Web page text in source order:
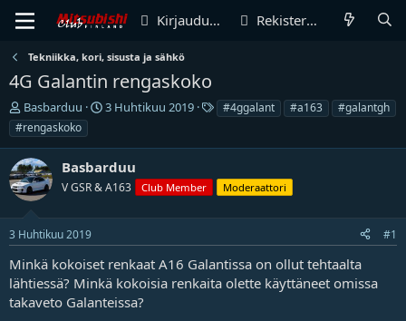
Kirjaudu sisään Rekisteröidy
Tekniikka, kori, sisusta ja sähkö
4G Galantin rengaskoko
V
i
e
s
t
i
k
e
t
u
n
a
Basbarduu
A
t
u
v
ä
m
3 Huhtikuu 2019
T
u
#4ggalant #a163
#galantgh
#rengaskoko
Basbarduu
V GSR & A163 Club Member Moderaattori
3 Huhtikuu 2019 #1
Minkä kokoiset renkaat A16 Galantissa on ollut tehtaalta
lähtiessä? Minkä kokoisia renkaita olette käyttäneet omissa
takaveto Galanteissa?